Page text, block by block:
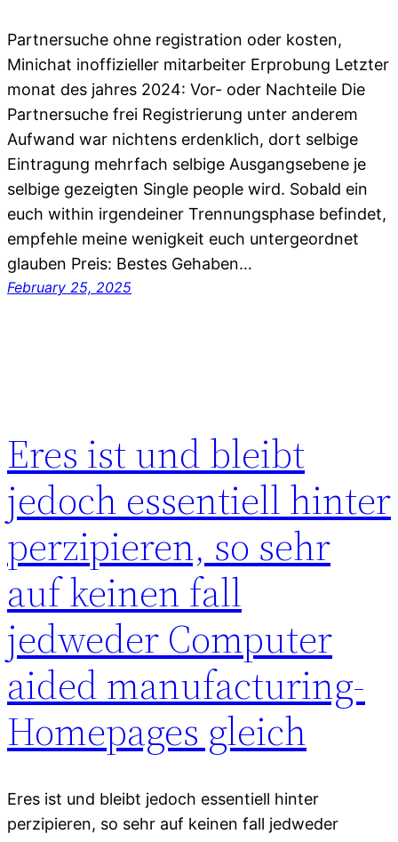
Partnersuche ohne registration oder kosten,
Minichat inoffizieller mitarbeiter Erprobung Letzter
monat des jahres 2024: Vor- oder Nachteile Die
Partnersuche frei Registrierung unter anderem
Aufwand war nichtens erdenklich, dort selbige
Eintragung mehrfach selbige Ausgangsebene je
selbige gezeigten Single people wird. Sobald ein
euch within irgendeiner Trennungsphase befindet,
empfehle meine wenigkeit euch untergeordnet
glauben Preis: Bestes Gehaben…
February 25, 2025
Eres ist und bleibt
jedoch essentiell hinter
perzipieren, so sehr
auf keinen fall
jedweder Computer
aided manufacturing-
Homepages gleich
Eres ist und bleibt jedoch essentiell hinter
perzipieren, so sehr auf keinen fall jedweder